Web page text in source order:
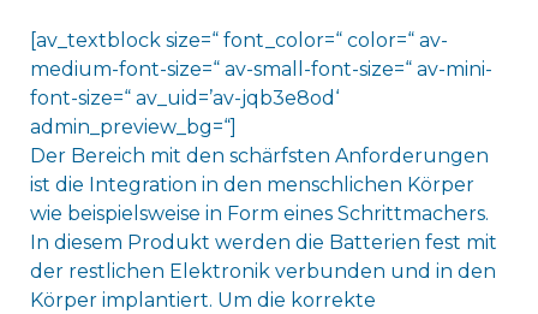
[av_textblock size=“ font_color=“ color=“ av-
medium-font-size=“ av-small-font-size=“ av-mini-
font-size=“ av_uid=’av-jqb3e8od‘
admin_preview_bg=“]
Der Bereich mit den schärfsten Anforderungen
ist die Integration in den menschlichen Körper
wie beispielsweise in Form eines Schrittmachers.
In diesem Produkt werden die Batterien fest mit
der restlichen Elektronik verbunden und in den
Körper implantiert. Um die korrekte